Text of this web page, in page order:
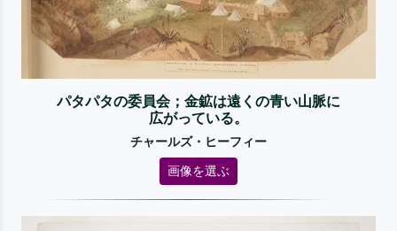
パタパタの委員会；金鉱は遠くの青い山脈に
広がっている。
チャールズ・ヒーフィー
画像を選ぶ